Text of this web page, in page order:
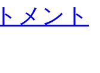
メント